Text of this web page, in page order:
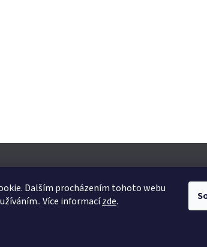
Dalším procházením tohoto webu
Více informacízde.